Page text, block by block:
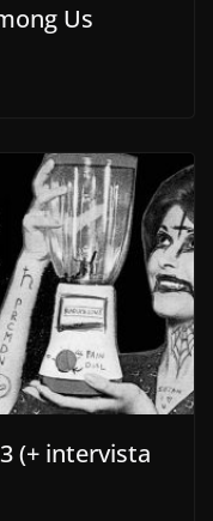
Us
(+ intervista